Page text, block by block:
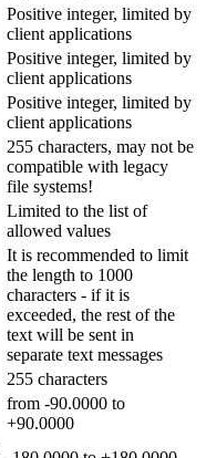
Positive integer, limited by
client applications
Positive integer, limited by
client applications
Positive integer, limited by
client applications
255 characters, may not be
compatible with legacy
file systems!
Limited to the list of
allowed values
It is recommended to limit
the length to 1000
characters - if it is
exceeded, the rest of the
text will be sent in
separate text messages
255 characters
from -90.0000 to
+90.0000